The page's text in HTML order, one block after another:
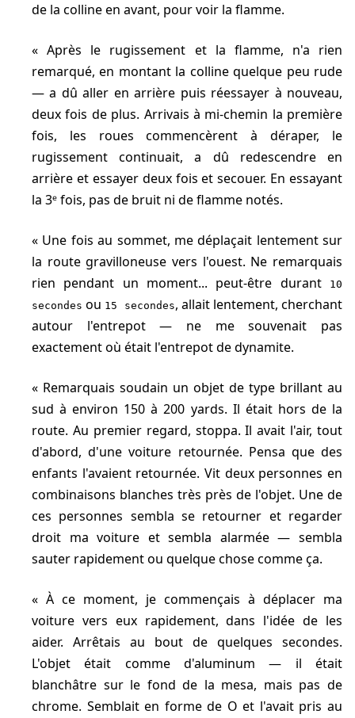
de la colline en avant, pour voir la flamme.
Après le rugissement et la flamme, n'a rien
remarqué, en montant la colline quelque peu rude
— a dû aller en arrière puis réessayer à nouveau,
deux fois de plus. Arrivais à mi-chemin la première
fois, les roues commencèrent à déraper, le
rugissement continuait, a dû redescendre en
arrière et essayer deux fois et secouer. En essayant
la 3ᵉ fois, pas de bruit ni de flamme notés.
Une fois au sommet, me déplaçait lentement sur
la route gravilloneuse vers l'ouest. Ne remarquais
rien pendant un moment... peut-être durant
10
secondes ou 15 secondes, allait lentement, cherchant
autour l'entrepot — ne me souvenait pas
exactement où était l'entrepot de dynamite.
Remarquais soudain un objet de type brillant au
sud à environ 150 à 200 yards. Il était hors de la
route. Au premier regard, stoppa. Il avait l'air, tout
d'abord, d'une voiture retournée. Pensa que des
enfants l'avaient retournée. Vit deux personnes en
combinaisons blanches très près de l'objet. Une de
ces personnes sembla se retourner et regarder
droit ma voiture et sembla alarmée — sembla
sauter rapidement ou quelque chose comme ça.
À ce moment, je commençais à déplacer ma
voiture vers eux rapidement, dans l'idée de les
aider. Arrêtais au bout de quelques secondes.
L'objet était comme d'aluminum — il était
blanchâtre sur le fond de la mesa, mais pas de
chrome. Semblait en forme de O et l'avait pris au